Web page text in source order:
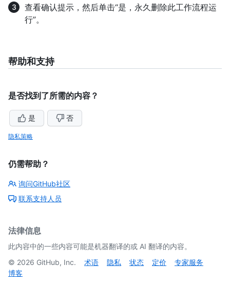
查看确认提示，然后单击“是，永久删除此工作流程运
行”。
帮助和支持
是否找到了所需的内容？
是 否
隐私策略
仍需帮助？
询问GitHub社区
联系支持人员
法律信息
此内容中的一些内容可能是机器翻译的或 AI 翻译的内容。
© 2026 GitHub, Inc. 术语 隐私 状态 定价
专家服务
博客